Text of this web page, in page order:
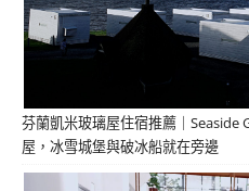
芬蘭凱米玻璃屋住宿推薦｜Seaside
屋，冰雪城堡與破冰船就在旁邊